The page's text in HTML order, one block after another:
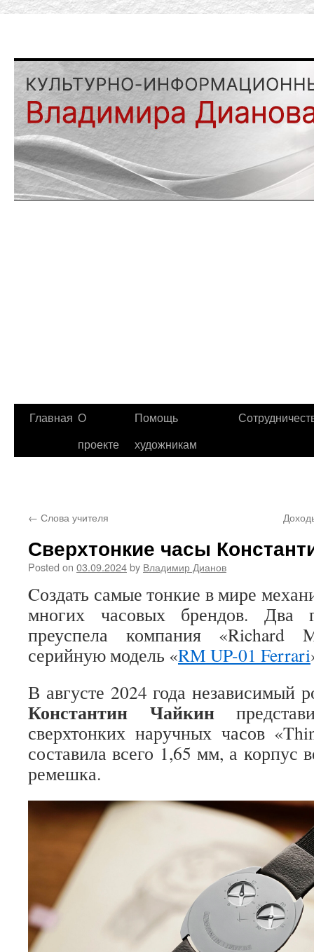
Главная О
проекте
Помощь
художникам
← Слова учителя
Сверхтонкие часы
Posted on 03.09.2024by Владимир Дианов
Cоздать самые тонкие в мире
многих часовых брендов. Два
преуспела компания «Richard
серийную модель «RM UP-01 Ferrari
В августе 2024 года независимый
Константин Чайкин
сверхтонких наручных часов
составила всего 1,65 мм, а корпус
ремешка.